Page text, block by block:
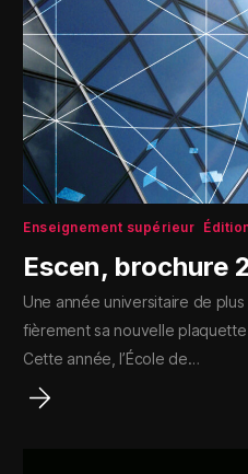
Enseignement supérieur
Escen, brochure
Une année universitaire de plus
fièrement sa nouvelle plaquette
Cette année, l’École de…